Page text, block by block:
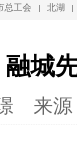
总工会 | 北湖 |
城
来